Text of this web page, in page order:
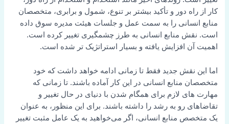
کار از راه دور و تأکید بیشتر بر تنوع، شمول و برابری، متخصصان
منابع انسانی را به سمت عمل و جلسات هیئت مدیره سوق داده
است. نقش منابع انسانی به طرز چشمگیری تغییر کرده است.
اهمیت آن افزایش یافته و بسیار استراتژیک تر شده است.
اما این نقش جدید فقط تا زمانی ادامه خواهد داشت که خود
متخصصان منابع انسانی در این کار آماده باشند. تا زمانی که
مهارت های لازم برای همگام شدن با دنیای در حال تغییر و
تقاضاهای رو به رشد را داشته باشند. برای این منظور، به عنوان
یک متخصص منابع انسانی، اگر می‌خواهید به یک عامل مثبت تغییر